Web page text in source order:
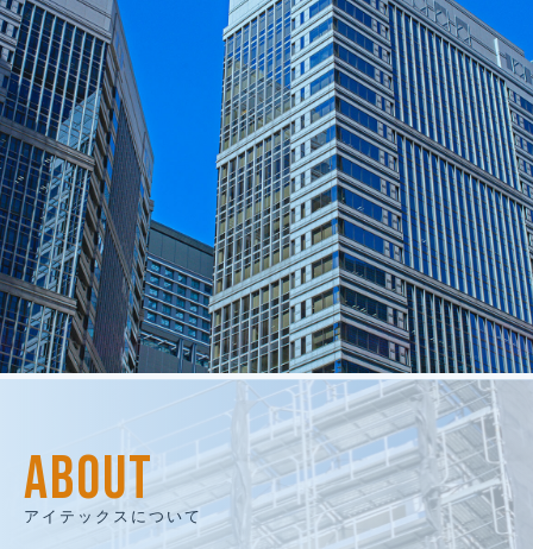
建物再生で
技術と品質で人と地域の未来を守る
「建物再生のプロフェッショナル」として、
社会に必要とされ続ける企業を目指します。
ABOUT
アイテックスについて